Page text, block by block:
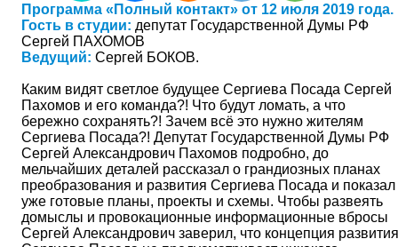
Программа «Полный контакт» от 12 июля 2019 года.
Гость в студии: депутат Государственной Думы РФ
Сергей ПАХОМОВ
Ведущий: Сергей БОКОВ.
Каким видят светлое будущее Сергиева Посада Сергей
Пахомов и его команда?! Что будут ломать, а что
бережно сохранять?! Зачем всё это нужно жителям
Сергиева Посада?! Депутат Государственной Думы РФ
Сергей Александрович Пахомов подробно, до
мельчайших деталей рассказал о грандиозных планах
преобразования и развития Сергиева Посада и показал
уже готовые планы, проекты и схемы. Чтобы развеять
домыслы и провокационные информационные вбросы
Сергей Александрович заверил, что концепция развития